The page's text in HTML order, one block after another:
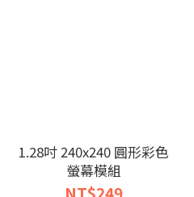
1.28吋 240x240 圓形彩色
螢幕模組